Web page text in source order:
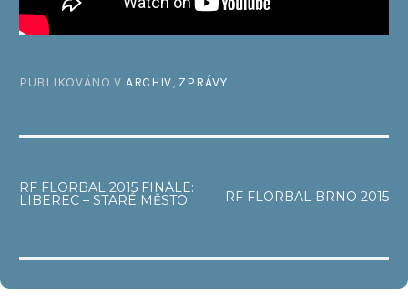
PUBLIKOVÁNO V ARCHIV, ZPRÁVY
NAVIGACE
PŘÍSPĚVEK
RF FLORBAL 2015 FINÁLE:
LIBEREC – STARÉ MĚSTO RF FLORBAL BRNO 2015